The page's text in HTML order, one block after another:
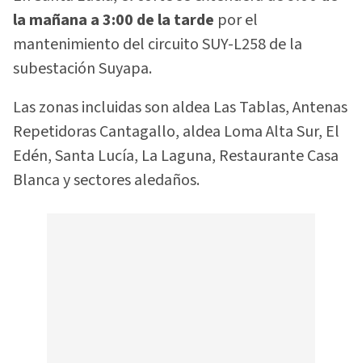
la mañana a 3:00 de la tarde por el
mantenimiento del circuito SUY-L258 de la
subestación Suyapa.
Las zonas incluidas son aldea Las Tablas, Antenas
Repetidoras Cantagallo, aldea Loma Alta Sur, El
Edén, Santa Lucía, La Laguna, Restaurante Casa
Blanca y sectores aledaños.